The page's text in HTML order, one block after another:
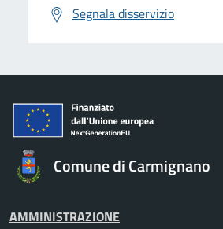
Segnala disservizio
Comune di Carmignano
AMMINISTRAZIONE